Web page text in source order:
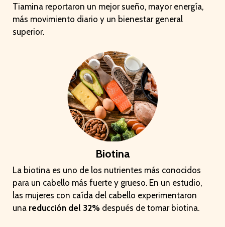
Tiamina reportaron un mejor sueño, mayor energía,
más movimiento diario y un bienestar general
superior.
Biotina
La biotina es uno de los nutrientes más conocidos
para un cabello más fuerte y grueso. En un estudio,
las mujeres con caída del cabello experimentaron
una reducción del 32% después de tomar biotina.